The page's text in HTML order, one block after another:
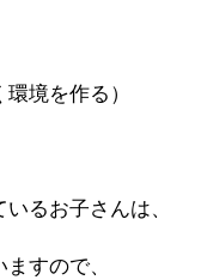
境を作る）
るお子さんは、
すので、